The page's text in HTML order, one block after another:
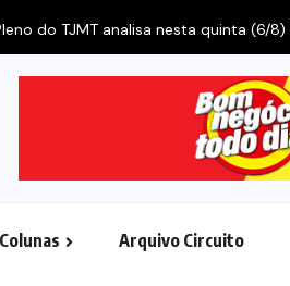
Colunas Arquivo Circuito